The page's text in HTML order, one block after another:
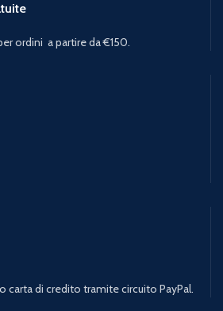
ordini a partire da €150.
carta di credito tramite circuito PayPal.